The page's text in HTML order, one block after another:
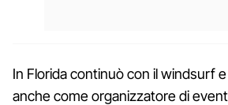
In Florida continuò con il windsurf
anche come organizzatore di